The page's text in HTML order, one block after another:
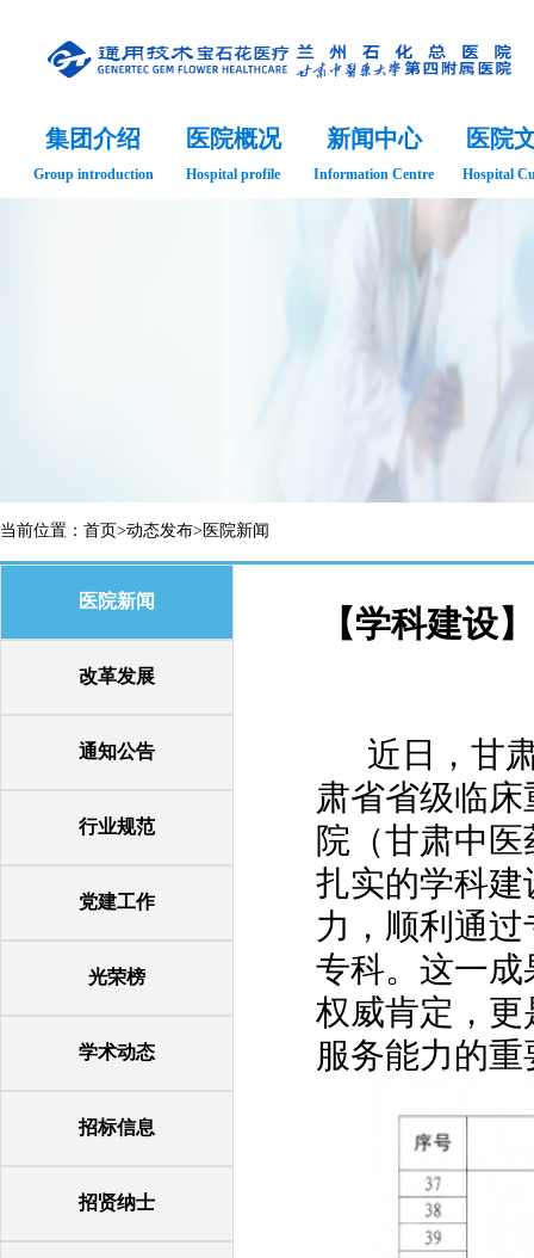
集团介绍
Group introduction
医院概况
Hospital profile
新闻中心
Information Centre
医院
Hospital
当前位置： 首页>动态发布> 医院新闻
医院新闻
改革发展
通知公告
行业规范
党建工作
光荣榜
学术动态
招标信息
招贤纳士
【学科建设
近日，甘
肃省省级临
院（甘肃中
扎实的学科
力，顺利通
专科。这一
权威肯定，
服务能力的